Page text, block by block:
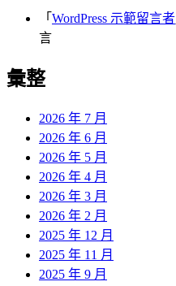
「 WordPress 示範留言者
言
彙整
2026 年 7 月
2026 年 6 月
2026 年 5 月
2026 年 4 月
2026 年 3 月
2026 年 2 月
2025 年 12 月
2025 年 11 月
2025 年 9 月